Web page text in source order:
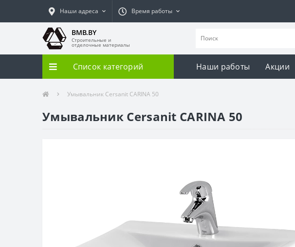
Наши адреса Время работы
BMB.BY
Строительные и
отделочные материалы
Список категорий Наши работы Акции
Умывальник Cersanit CARINA 50
Умывальник Cersanit CARINA 50